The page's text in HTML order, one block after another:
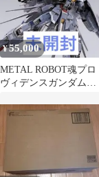
¥55,000
METAL ROBOT魂プロ
ヴィデンスガンダム